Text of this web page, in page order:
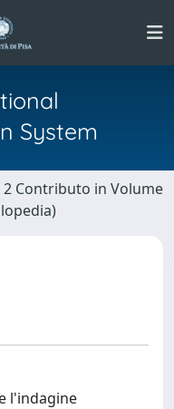
System
2 Contributo in Volume
l'indagine